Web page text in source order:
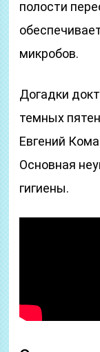
полости
микробов.
Догадки
темных
Евгений
Основная
гигиены.